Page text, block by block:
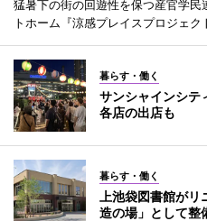
猛暑下の街の回遊性を保つ産官学
トホーム『涼感プレイスプロジェク
暮らす・働く
サンシャインシ
各店の出店も
暮らす・働く
上池袋図書館が
造の場」として整